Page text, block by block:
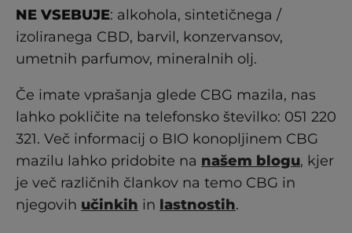
NE VSEBUJE: alkohola, sintetičnega /
izoliranega CBD, barvil, konzervansov,
umetnih parfumov, mineralnih olj.
Če imate vprašanja glede CBG mazila, nas
lahko pokličite na telefonsko številko: 051 220
321. Več informacij o BIO konopljinem CBG
mazilu lahko pridobite na našem blogu, kjer
je več različnih člankov na temo CBG in
njegovih učinkih in lastnostih.